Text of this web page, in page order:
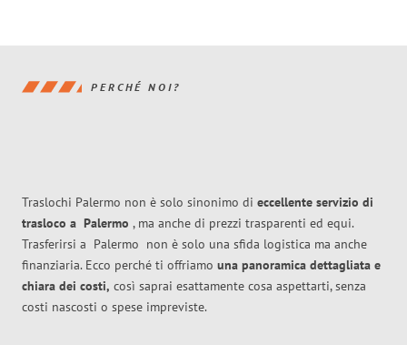
PERCHÉ NOI?
Traslochi Palermo non è solo sinonimo di eccellente servizio di
trasloco a Palermo , ma anche di prezzi trasparenti ed equi.
Trasferirsi a Palermo non è solo una sfida logistica ma anche
finanziaria. Ecco perché ti offriamo una panoramica dettagliata e
chiara dei costi, così saprai esattamente cosa aspettarti, senza
costi nascosti o spese impreviste.